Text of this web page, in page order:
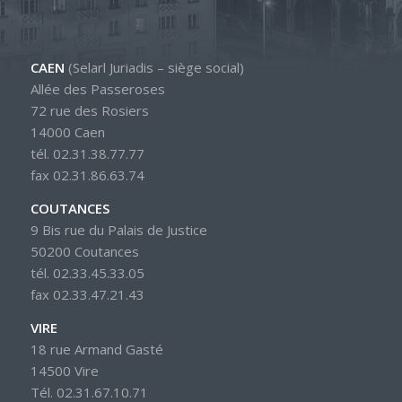
CAEN (Selarl Juriadis – siège social)
Allée des Passeroses
72 rue des Rosiers
14000 Caen
tél. 02.31.38.77.77
fax 02.31.86.63.74
COUTANCES
9 Bis rue du Palais de Justice
50200 Coutances
tél. 02.33.45.33.05
fax 02.33.47.21.43
VIRE
18 rue Armand Gasté
14500 Vire
Tél. 02.31.67.10.71